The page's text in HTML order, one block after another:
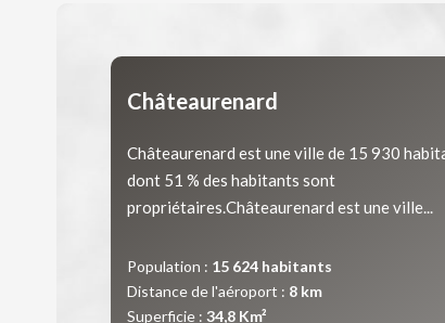
Châteaurenard
Châteaurenard est une ville de 15 930
dont 51 % des habitants sont
propriétaires.Châteaurenard est une ville...
Population : 15 624 habitants
Distance de l'aéroport : 8 km
Superficie : 34,8 Km²